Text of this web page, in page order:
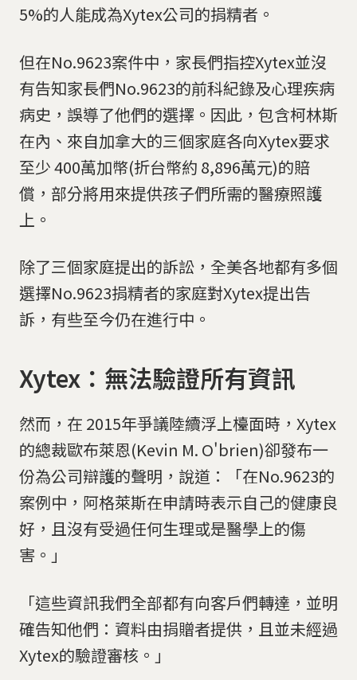
5%的人能成為Xytex公司的捐精者。
但在No.9623案件中，家長們指控Xytex並沒
有告知家長們No.9623的前科紀錄及心理疾病
病史，誤導了他們的選擇。因此，包含柯林斯
在內、來自加拿大的三個家庭各向Xytex要求
至少 400萬加幣(折台幣約 8,896萬元)的賠
償，部分將用來提供孩子們所需的醫療照護
上。
除了三個家庭提出的訴訟，全美各地都有多個
選擇No.9623捐精者的家庭對Xytex提出告
訴，有些至今仍在進行中。
Xytex：無法驗證所有資訊
然而，在 2015年爭議陸續浮上檯面時，Xytex
的總裁歐布萊恩(Kevin M. O'brien)卻發布一
份為公司辯護的聲明，說道：「在No.9623的
案例中，阿格萊斯在申請時表示自己的健康良
好，且沒有受過任何生理或是醫學上的傷
害。」
「這些資訊我們全部都有向客戶們轉達，並明
確告知他們：資料由捐贈者提供，且並未經過
Xytex的驗證審核。」